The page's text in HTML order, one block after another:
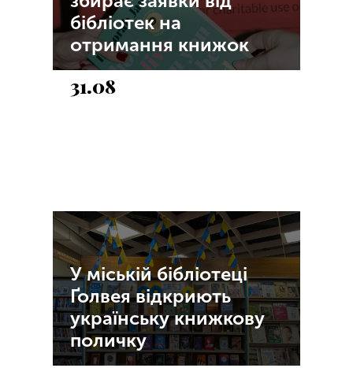
бібліотек на
отримання книжок
31.08
У міській бібліотеці
Ґолвея відкриють
українську книжкову
поличку